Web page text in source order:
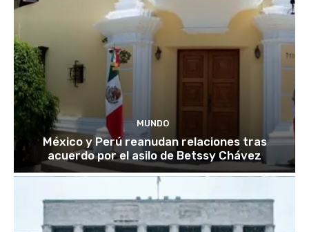
MUNDO
México y Perú reanudan relaciones tras
acuerdo por el asilo de Betssy Chávez